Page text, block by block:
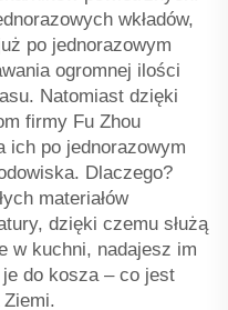
wkładów,
po jednorazowym
ogromnej ilości
Natomiast dzięki
firmy Fu Zhou
ich po jednorazowym
Dlaczego?
materiałów
dzięki czemu służą
w kuchni, nadajesz im
do kosza – co jest